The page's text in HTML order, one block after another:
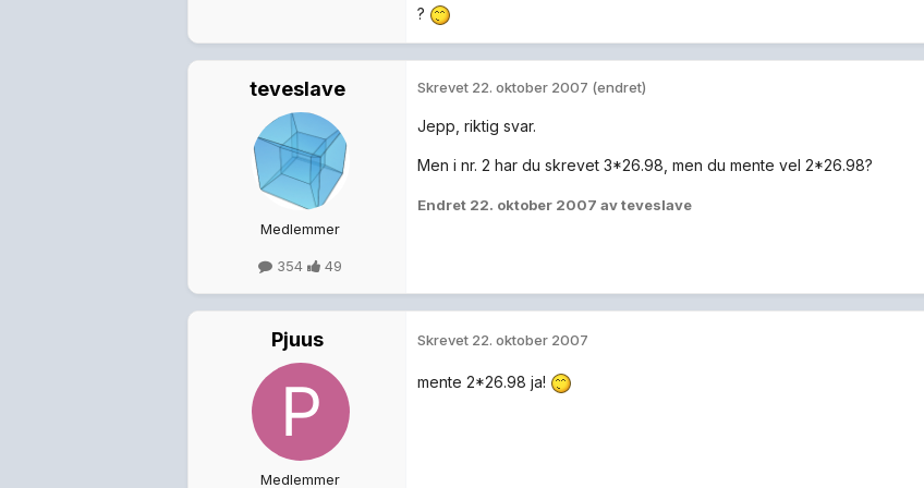
?
teveslave
Medlemmer
354 49
Skrevet 22. oktober 2007 (endret)
Jepp, riktig svar.
Men i nr. 2 har du skrevet 3*26.98, men du mente vel 2*26.98?
Endret 22. oktober 2007 av teveslave
Pjuus
Medlemmer
Skrevet 22. oktober 2007
mente 2*26.98 ja!